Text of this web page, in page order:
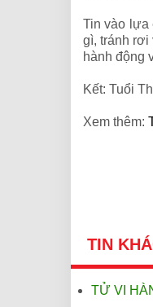
Tin vào lựa
gì, tránh rơi
hành động
Kết: Tuổi
Xem thêm:
TIN
TỬ VI